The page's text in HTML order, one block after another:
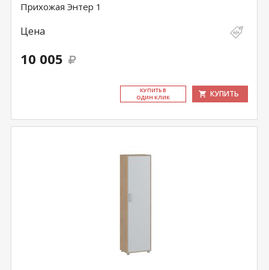
Прихожая Энтер 1
Цена
10 005
КУ­ПИТЬ В
ОДИН КЛИК
КУПИТЬ